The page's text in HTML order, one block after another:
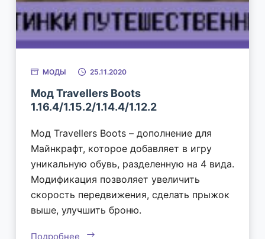
МОДЫ 25.11.2020
Мод Travellers Boots
1.16.4/1.15.2/1.14.4/1.12.2
Мод Travellers Boots – дополнение для
Майнкрафт, которое добавляет в игру
уникальную обувь, разделенную на 4 вида.
Модификация позволяет увеличить
скорость передвижения, сделать прыжок
выше, улучшить броню.
Подробнее